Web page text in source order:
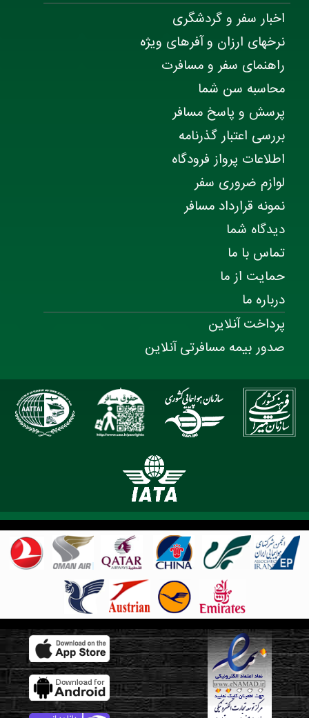
اخبار سفر و گردشگری
نرخهای ارزان و آفرهای ویژه
راهنمای سفر و مسافرت
محاسبه سن شما
پرسش و پاسخ مسافر
بررسی اعتبار گذرنامه
اطلاعات پرواز فرودگاه
لوازم ضروری سفر
نمونه قرارداد مسافر
دیدگاه شما
تماس با ما
حمایت از ما
درباره ما
پرداخت آنلاین
صدور بیمه مسافرتی آنلاین